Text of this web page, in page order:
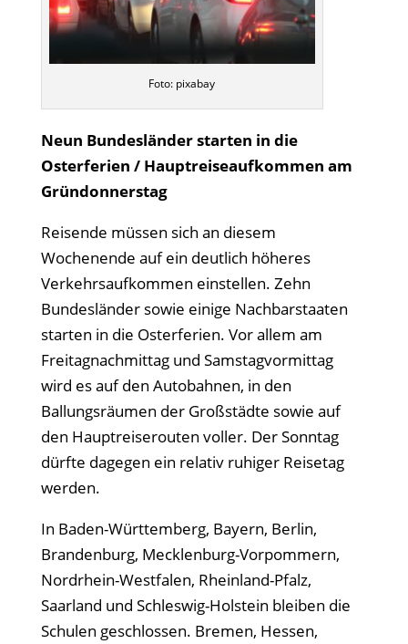
Foto: pixabay
Neun Bundesländer starten in die
Osterferien / Hauptreiseaufkommen am
Gründonnerstag
Reisende müssen sich an diesem
Wochenende auf ein deutlich höheres
Verkehrsaufkommen einstellen. Zehn
Bundesländer sowie einige Nachbarstaaten
starten in die Osterferien. Vor allem am
Freitagnachmittag und Samstagvormittag
wird es auf den Autobahnen, in den
Ballungsräumen der Großstädte sowie auf
den Hauptreiserouten voller. Der Sonntag
dürfte dagegen ein relativ ruhiger Reisetag
werden.
In Baden-Württemberg, Bayern, Berlin,
Brandenburg, Mecklenburg-Vorpommern,
Nordrhein-Westfalen, Rheinland-Pfalz,
Saarland und Schleswig-Holstein bleiben die
Schulen geschlossen. Bremen, Hessen,